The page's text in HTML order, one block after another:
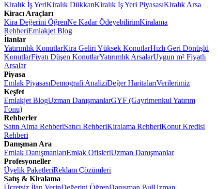
Kiralık İş YeriKiralık DükkanKiralık İş Yeri PiyasasıKiralık Arsa
Kiracı Araçları
Kira Değerini ÖğrenNe Kadar ÖdeyebilirimKiralama
RehberiEmlakjet Blog
İlanlar
Yatırımlık KonutlarKira Geliri Yüksek KonutlarHızlı Geri Dönüşlü
KonutlarFiyatı Düşen KonutlarYatırımlık ArsalarUygun m² Fiyatlı
Arsalar
Piyasa
Emlak PiyasasıDemografi AnaliziDeğer HaritalarıVerilerimiz
Keşfet
Emlakjet BlogUzman DanışmanlarGYF (Gayrimenkul Yatırım
Fonu)
Rehberler
Satın Alma RehberiSatıcı RehberiKiralama RehberiKonut Kredisi
Rehberi
Danışman Ara
Emlak DanışmanlarıEmlak OfisleriUzman Danışmanlar
Profesyoneller
Üyelik PaketleriReklam Çözümleri
Satış & Kiralama
Ücretsiz İlan VerinDeğerini ÖğrenDanışman BulUzman